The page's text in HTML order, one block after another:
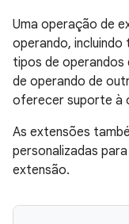
Uma operação de
operando,
tipos de operandos
de operando de
oferecer suporte à
As extensões
personalizadas
extensão.